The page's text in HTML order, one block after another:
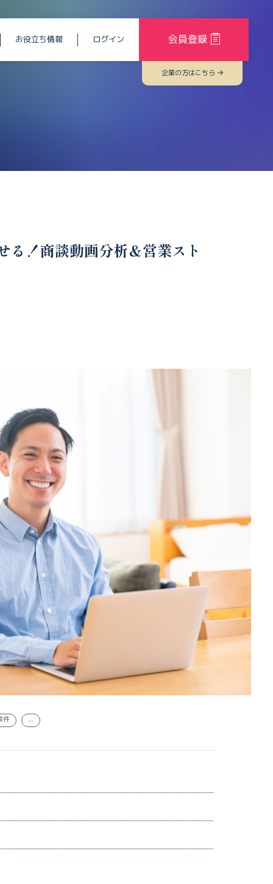
お役立ち情報 ログイン 会員登録
企業の方はこちら
る！商談動画分析＆営業スト
件 ...